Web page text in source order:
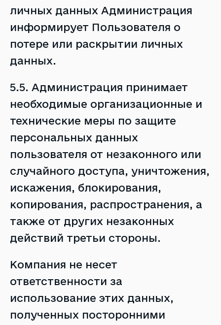
личных данных Администрация
информирует Пользователя о
потере или раскрытии личных
данных.
5.5. Администрация принимает
необходимые организационные и
технические меры по защите
персональных данных
пользователя от незаконного или
случайного доступа, уничтожения,
искажения, блокирования,
копирования, распространения, а
также от других незаконных
действий третьи стороны.
Компания не несет
ответственности за
использование этих данных,
полученных посторонними